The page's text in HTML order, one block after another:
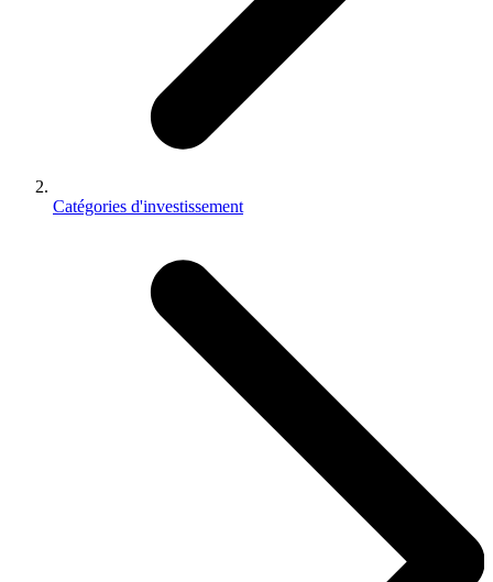
Catégories d'investissement